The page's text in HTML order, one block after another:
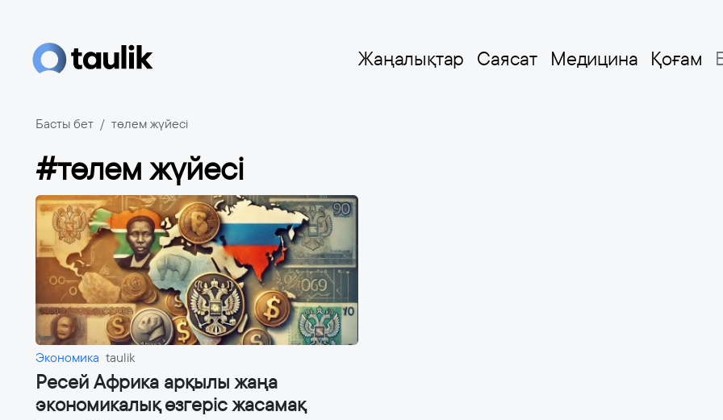
Жаңалықтар Саясат Медицина Қоғам
Басты бет төлем жүйесі
#төлем жүйесі
Экономика taulik
Ресей Африка арқылы жаңа
экономикалық өзгеріс жасамақ